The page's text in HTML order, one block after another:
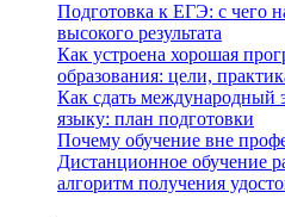
Подготовка к ЕГЭ: с чего
высокого результата
Как устроена хорошая
образования: цели,
Как сдать международный
языку: план подготовки
Почему обучение вне
Дистанционное обучение
алгоритм получения